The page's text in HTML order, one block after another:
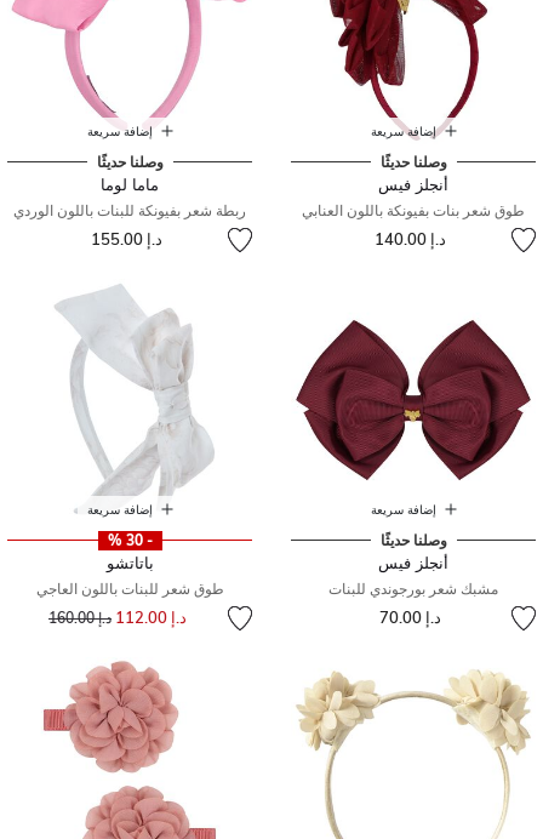
إضافة سريعة
وصلنا حديثًا
أنجلز فيس
طوق شعر بنات بفيونكة باللون العنابي
د.إ 140.00
إضافة سريعة
وصلنا حديثًا
ماما لوما
ربطة شعر بفيونكة للبنات باللون الوردي
د.إ 155.00
إضافة سريعة
وصلنا حديثًا
أنجلز فيس
مشبك شعر بورجوندي للبنات
د.إ 70.00
إضافة سريعة
- 30 %
باتاتشو
طوق شعر للبنات باللون العاجي
د.إ 112.00 سعر مخفض من
د.إ 160.00 إلى